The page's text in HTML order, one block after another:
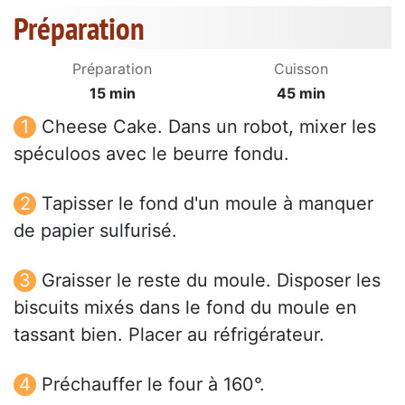
Préparation
Préparation
15 min
Cuisson
45 min
Cheese Cake. Dans un robot, mixer les
spéculoos avec le beurre fondu.
Tapisser le fond d'un moule à manquer
de papier sulfurisé.
Graisser le reste du moule. Disposer les
biscuits mixés dans le fond du moule en
tassant bien. Placer au réfrigérateur.
Préchauffer le four à 160°.